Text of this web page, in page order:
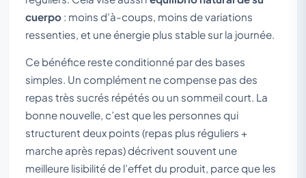
cuerpo : moins d’à-coups, moins de variations
ressenties, et une énergie plus stable sur la journée.
Ce bénéfice reste conditionné par des bases
simples. Un complément ne compense pas des
repas très sucrés répétés ou un sommeil court. La
bonne nouvelle, c’est que les personnes qui
structurent deux points (repas plus réguliers +
marche après repas) décrivent souvent une
meilleure lisibilité de l’effet du produit, parce que les